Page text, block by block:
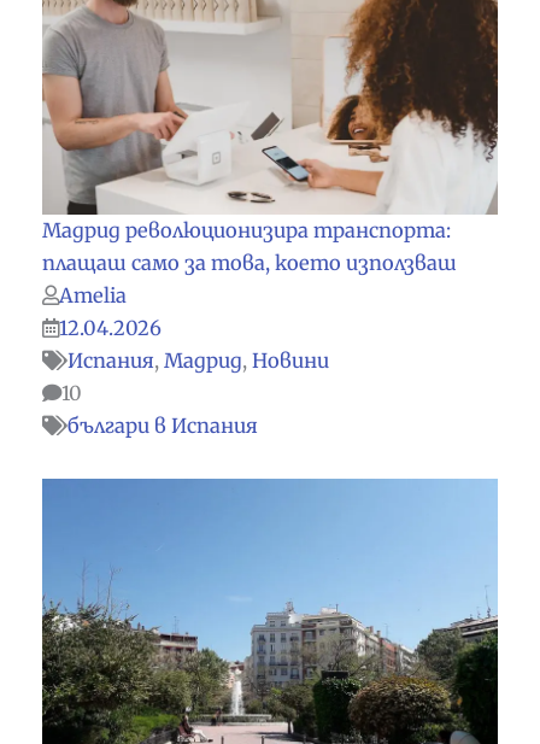
Мадрид революционизира транспорта:
плащаш само за това, което използваш
Amelia
12.04.2026
Испания, Мадрид, Новини
10
българи в Испания